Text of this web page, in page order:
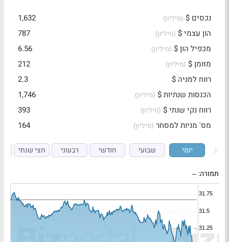
נכסים $ (מיליון)
1,632
הון עצמי $ (מיליון)
787
מכפיל הון $ (מיליון)
6.56
מזומן $ (מיליון)
212
רווח למניה $
2.3
הכנסות שנתיות $ (מיליון)
1,746
רווח נקי שנתי $ (מיליון)
393
מס' מניות למסחר (מיליון) 164
יומי שבועי חודשי רבעוני חצי שנתי
תמורה: --